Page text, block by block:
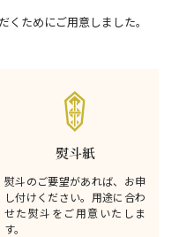
ためにご用意しました。
熨斗紙
熨斗のご要望があれば、お申
し付けください。用途に合わ
せた熨斗をご用意いたしま
す。